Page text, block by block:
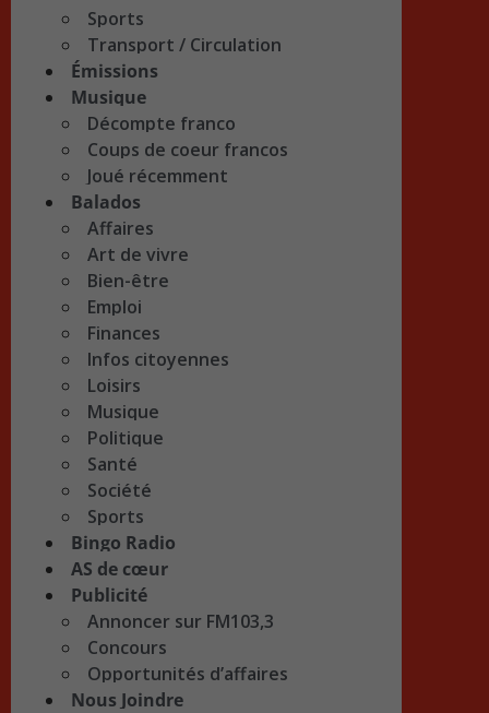
Sports
Transport / Circulation
Émissions
Musique
Décompte franco
Coups de coeur francos
Joué récemment
Balados
Affaires
Art de vivre
Bien-être
Emploi
Finances
Infos citoyennes
Loisirs
Musique
Politique
Santé
Société
Sports
Bingo Radio
AS de cœur
Publicité
Annoncer sur FM103,3
Concours
Opportunités d’affaires
Nous Joindre